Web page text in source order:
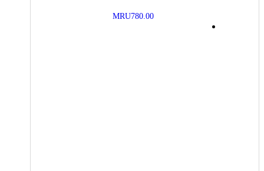
MRU780.00